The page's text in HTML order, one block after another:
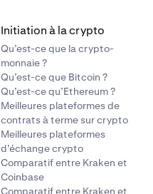
Initiation à la crypto
Qu’est-ce que la crypto-
monnaie ?
Qu’est-ce que Bitcoin ?
Qu’est-ce qu’Ethereum ?
Meilleures plateformes de
contrats à terme sur crypto
Meilleures plateformes
d’échange crypto
Comparatif entre Kraken et
Coinbase
Comparatif entre Kraken et